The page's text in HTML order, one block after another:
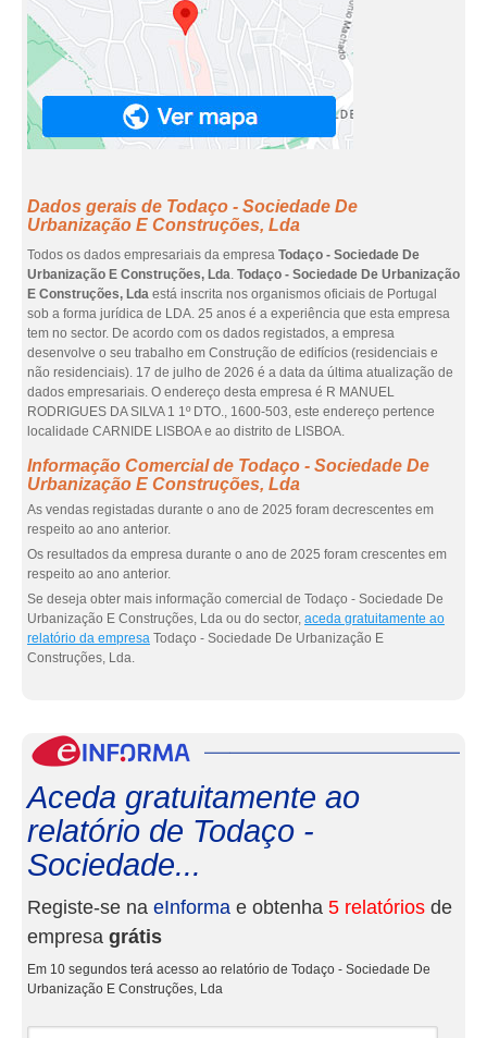
Dados gerais de Todaço - Sociedade De
Urbanização E Construções, Lda
Todos os dados empresariais da empresa Todaço - Sociedade De
Urbanização E Construções, Lda. Todaço - Sociedade De Urbanização
E Construções, Lda está inscrita nos organismos oficiais de Portugal
sob a forma jurídica de LDA. 25 anos é a experiência que esta empresa
tem no sector. De acordo com os dados registados, a empresa
desenvolve o seu trabalho em Construção de edifícios (residenciais e
não residenciais). 17 de julho de 2026 é a data da última atualização de
dados empresariais. O endereço desta empresa é R MANUEL
RODRIGUES DA SILVA 1 1º DTO., 1600-503, este endereço pertence
localidade CARNIDE LISBOA e ao distrito de LISBOA.
Informação Comercial de Todaço - Sociedade De
Urbanização E Construções, Lda
As vendas registadas durante o ano de 2025 foram decrescentes em
respeito ao ano anterior.
Os resultados da empresa durante o ano de 2025 foram crescentes em
respeito ao ano anterior.
Se deseja obter mais informação comercial de Todaço - Sociedade De
Urbanização E Construções, Lda ou do sector, aceda gratuitamente ao
relatório da empresa Todaço - Sociedade De Urbanização E
Construções, Lda.
Aceda gratuitamente ao
relatório de Todaço -
Sociedade...
Registe-se na eInforma e obtenha 5 relatórios de
empresa grátis
Em 10 segundos terá acesso ao relatório de Todaço - Sociedade De
Urbanização E Construções, Lda